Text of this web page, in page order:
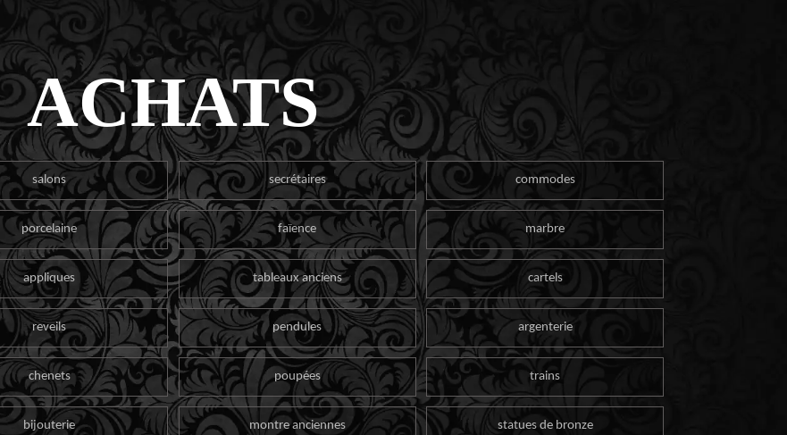
ACHATS
salons secrétaires commodes
porcelaine faïence marbre
appliques tableaux anciens cartels
reveils pendules argenterie
chenets poupées trains
bijouterie montre anciennes statues de bronze